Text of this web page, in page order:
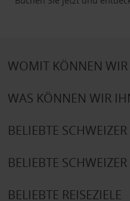
WOMIT KÖNNEN WIR
WAS KÖNNEN WIR
BELIEBTE
BELIEBTE
BELIEBTE REISEZIELE